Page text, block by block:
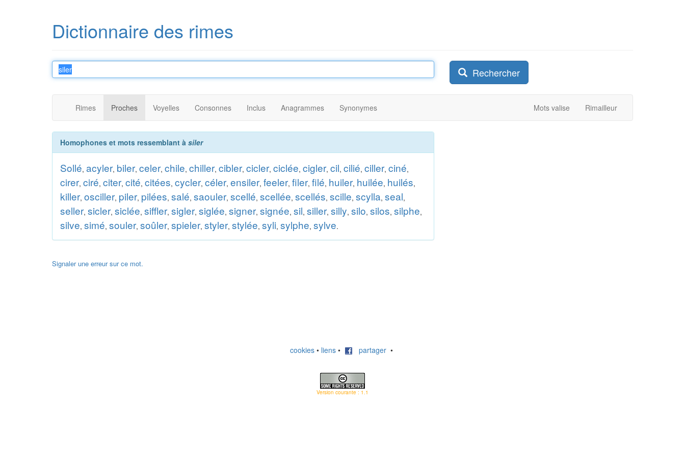
Dictionnaire des rimes
Rechercher
Rimes Proches Voyelles Consonnes Inclus Anagrammes Synonymes Mots valise Rimailleur
Homophones et mots ressemblant à siler
Sollé, acyler, biler, celer, chile, chiller, cibler, cicler, ciclée, cigler, cil, cilié, ciller, ciné,
cirer, ciré, citer, cité, citées, cycler, céler, ensiler, feeler, filer, filé, huiler, huilée, huilés,
killer, osciller, piler, pilées, salé, saouler, scellé, scellée, scellés, scille, scylla, seal,
seller, sicler, siclée, siffler, sigler, siglée, signer, signée, sil, siller, silly, silo, silos, silphe,
silve, simé, souler, soûler, spieler, styler, stylée, syli, sylphe, sylve.
Signaler une erreur sur ce mot.
cookies • liens • partager •
Version courante : 1.1